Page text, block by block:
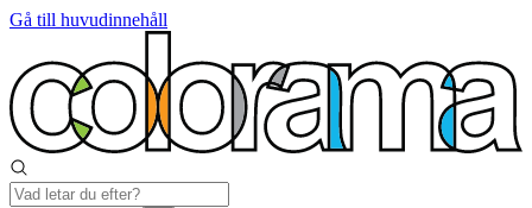
Gå till huvudinnehåll